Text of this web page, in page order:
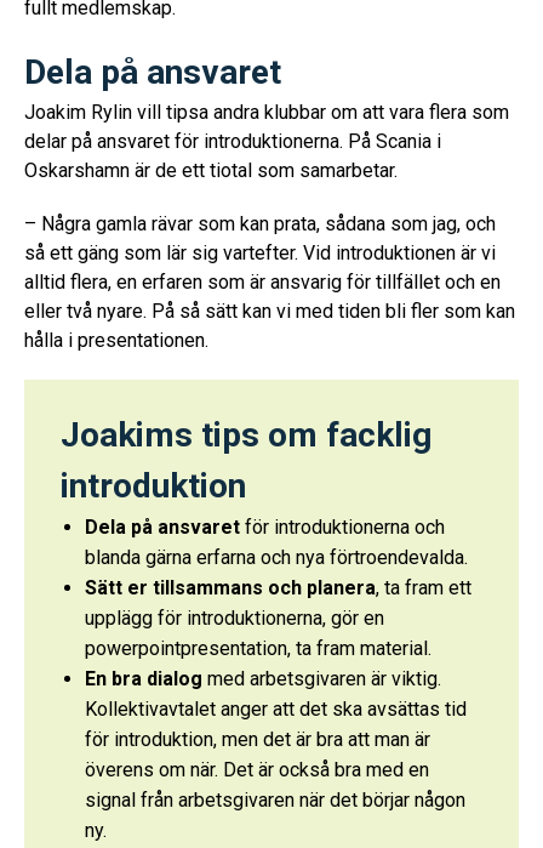
fullt medlemskap.
Dela på ansvaret
Joakim Rylin vill tipsa andra klubbar om att vara flera som
delar på ansvaret för introduktionerna. På Scania i
Oskarshamn är de ett tiotal som samarbetar.
– Några gamla rävar som kan prata, sådana som jag, och
så ett gäng som lär sig vartefter. Vid introduktionen är vi
alltid flera, en erfaren som är ansvarig för tillfället och en
eller två nyare. På så sätt kan vi med tiden bli fler som kan
hålla i presentationen.
Joakims tips om facklig
introduktion
Dela på ansvaret för introduktionerna och
blanda gärna erfarna och nya förtroendevalda.
Sätt er tillsammans och planera, ta fram ett
upplägg för introduktionerna, gör en
powerpointpresentation, ta fram material.
En bra dialog med arbetsgivaren är viktig.
Kollektivavtalet anger att det ska avsättas tid
för introduktion, men det är bra att man är
överens om när. Det är också bra med en
signal från arbetsgivaren när det börjar någon
ny.